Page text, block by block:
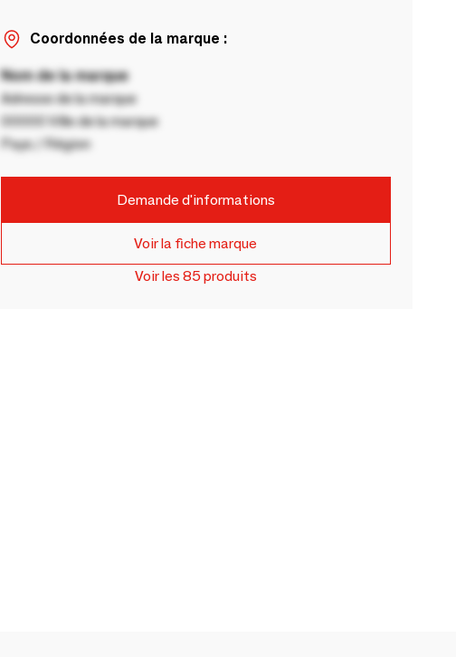
Coordonnées de la marque :
Nom de la marque
Adresse de la marque
00000 Ville de la marque
Pays / Région
Demande d'informations
Voir la fiche marque
Voir les 85 produits